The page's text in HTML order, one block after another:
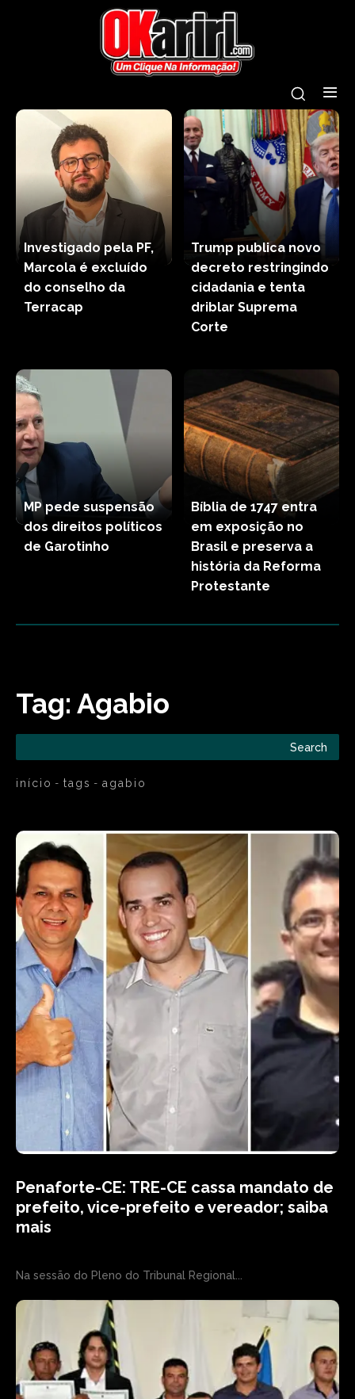
Investigado pela PF,
Marcola é excluído
do conselho da
Terracap
Trump publica novo
decreto restringindo
cidadania e tenta
driblar Suprema
Corte
MP pede suspensão
dos direitos políticos
de Garotinho
Bíblia de 1747 entra
em exposição no
Brasil e preserva a
história da Reforma
Protestante
Tag: Agabio
Search
início tags agabio
Penaforte-CE: TRE-CE cassa mandato de
prefeito, vice-prefeito e vereador; saiba
mais
Na sessão do Pleno do Tribunal Regional...